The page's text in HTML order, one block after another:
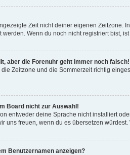
Zeit nicht deiner eigenen Zeitzone.
Wenn du noch nicht registriert bist,
aber die Forenuhr geht immer noch falsch!
Zeitzone und die Sommerzeit richtig
Board nicht zur Auswahl!
entweder deine Sprache nicht installiert
uns freuen, wenn du es übersetzen
Benutzernamen anzeigen?